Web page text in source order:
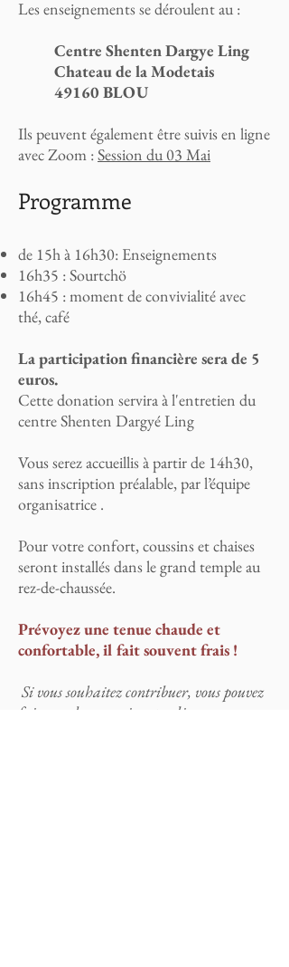
Les enseignements se déroulent au :
Centre Shenten Dargye Ling
Chateau de la Modetais
49160 BLOU
Ils peuvent également être suivis en ligne
avec Zoom :Session du 03 Mai
Programme
de 15h à 16h30: Enseignements
16h35 : Sourtchö
16h45 : moment de convivialité avec
thé, café
La participation financière sera de 5
euros.
Cette donation servira à l'entretien du
centre Shenten Dargyé Ling
Vous serez accueillis à partir de 14h30,
sans inscription préalable, par l’équipe
organisatrice .
Pour votre confort, coussins et chaises
seront installés dans le grand temple au
rez-de-chaussée.
Prévoyez une tenue chaude et
confortable, il fait souvent frais !
Si vous souhaitez contribuer, vous pouvez
faire un don en suivant ce lien :